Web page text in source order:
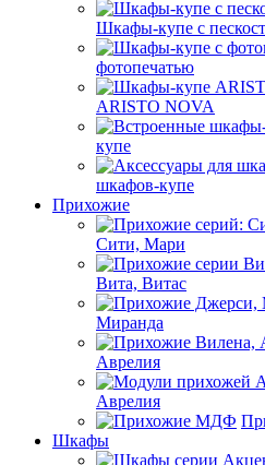
Шкафы-купе с
фотопечатью
ARISTO NOVA
купе
шкафов-купе
Прихожие
Сити, Мари
Вита, Витас
Миранда
Аврелия
Аврелия
Шкафы